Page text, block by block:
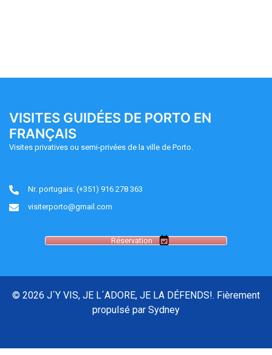
VISITES GUIDÉES DE PORTO EN
FRANÇAIS
Visites privatives ou semi-privées de la ville de Porto.
Nr. portugais: (+351) 916 278 363
visiterporto@gmail.com
Réservation
© 2026 J´Y VIS, JE L´ADORE, JE LA DÉFENDS!. Fièrement
propulsé par Sydney